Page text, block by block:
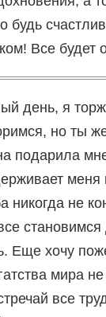
будь
Все будет
день, я
но ты
подарила
не
Еще хочу
мира
все